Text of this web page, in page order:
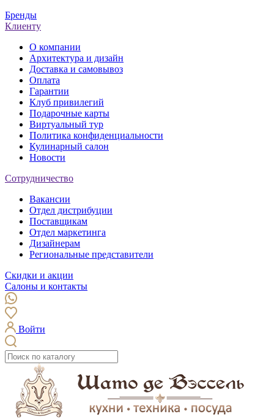
Бренды
Клиенту
О компании
Архитектура и дизайн
Доставка и самовывоз
Оплата
Гарантии
Клуб привилегий
Подарочные карты
Виртуальный тур
Политика конфиденциальности
Кулинарный салон
Новости
Сотрудничество
Вакансии
Отдел дистрибуции
Поставщикам
Отдел маркетинга
Дизайнерам
Региональные представители
Скидки и акции
Салоны и контакты
Войти